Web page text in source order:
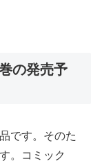
の発売予
です。そのた
。コミック